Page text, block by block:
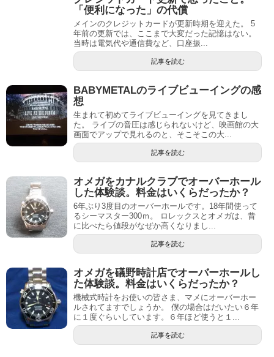
「便利になった」の代償
メインのクレジットカードが更新時期を迎えた。 5
年前の更新では、ここまで大変だった記憶はない。
当時は電気代や通信費など、口座振...
記事を読む
BABYMETALのライブビューイングの感
想
生まれて初めてライブビューイングを見てきまし
た。 ライブの音圧は感じられないけど、映画館の大
画面でアップで見れるのと、そこそこの大...
記事を読む
オメガをカナルクラブでオーバーホール
した体験談。料金はいくらだったか？
6年ぶり3度目のオーバーホールです。18年間使って
るシーマスター300ｍ。 ロレックスとオメガは、昔
に比べたら値段がなぜか高くなりまし...
記事を読む
オメガを礒野時計店でオーバーホールし
た体験談。料金はいくらだったか？
機械式時計をお使いの皆さま、マメにオーバーホー
ルされてますでしょうか。 僕の場合はだいたい６年
に１度ぐらいしています。６年ほど使うと１...
記事を読む